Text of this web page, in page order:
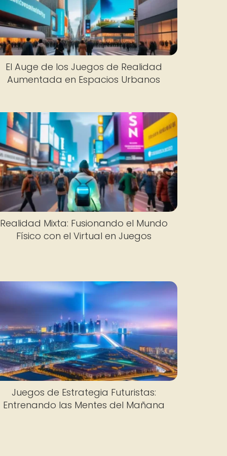
El Auge de los Juegos de Realidad
Aumentada en Espacios Urbanos
Realidad Mixta: Fusionando el Mundo
Físico con el Virtual en Juegos
Juegos de Estrategia Futuristas:
Entrenando las Mentes del Mañana